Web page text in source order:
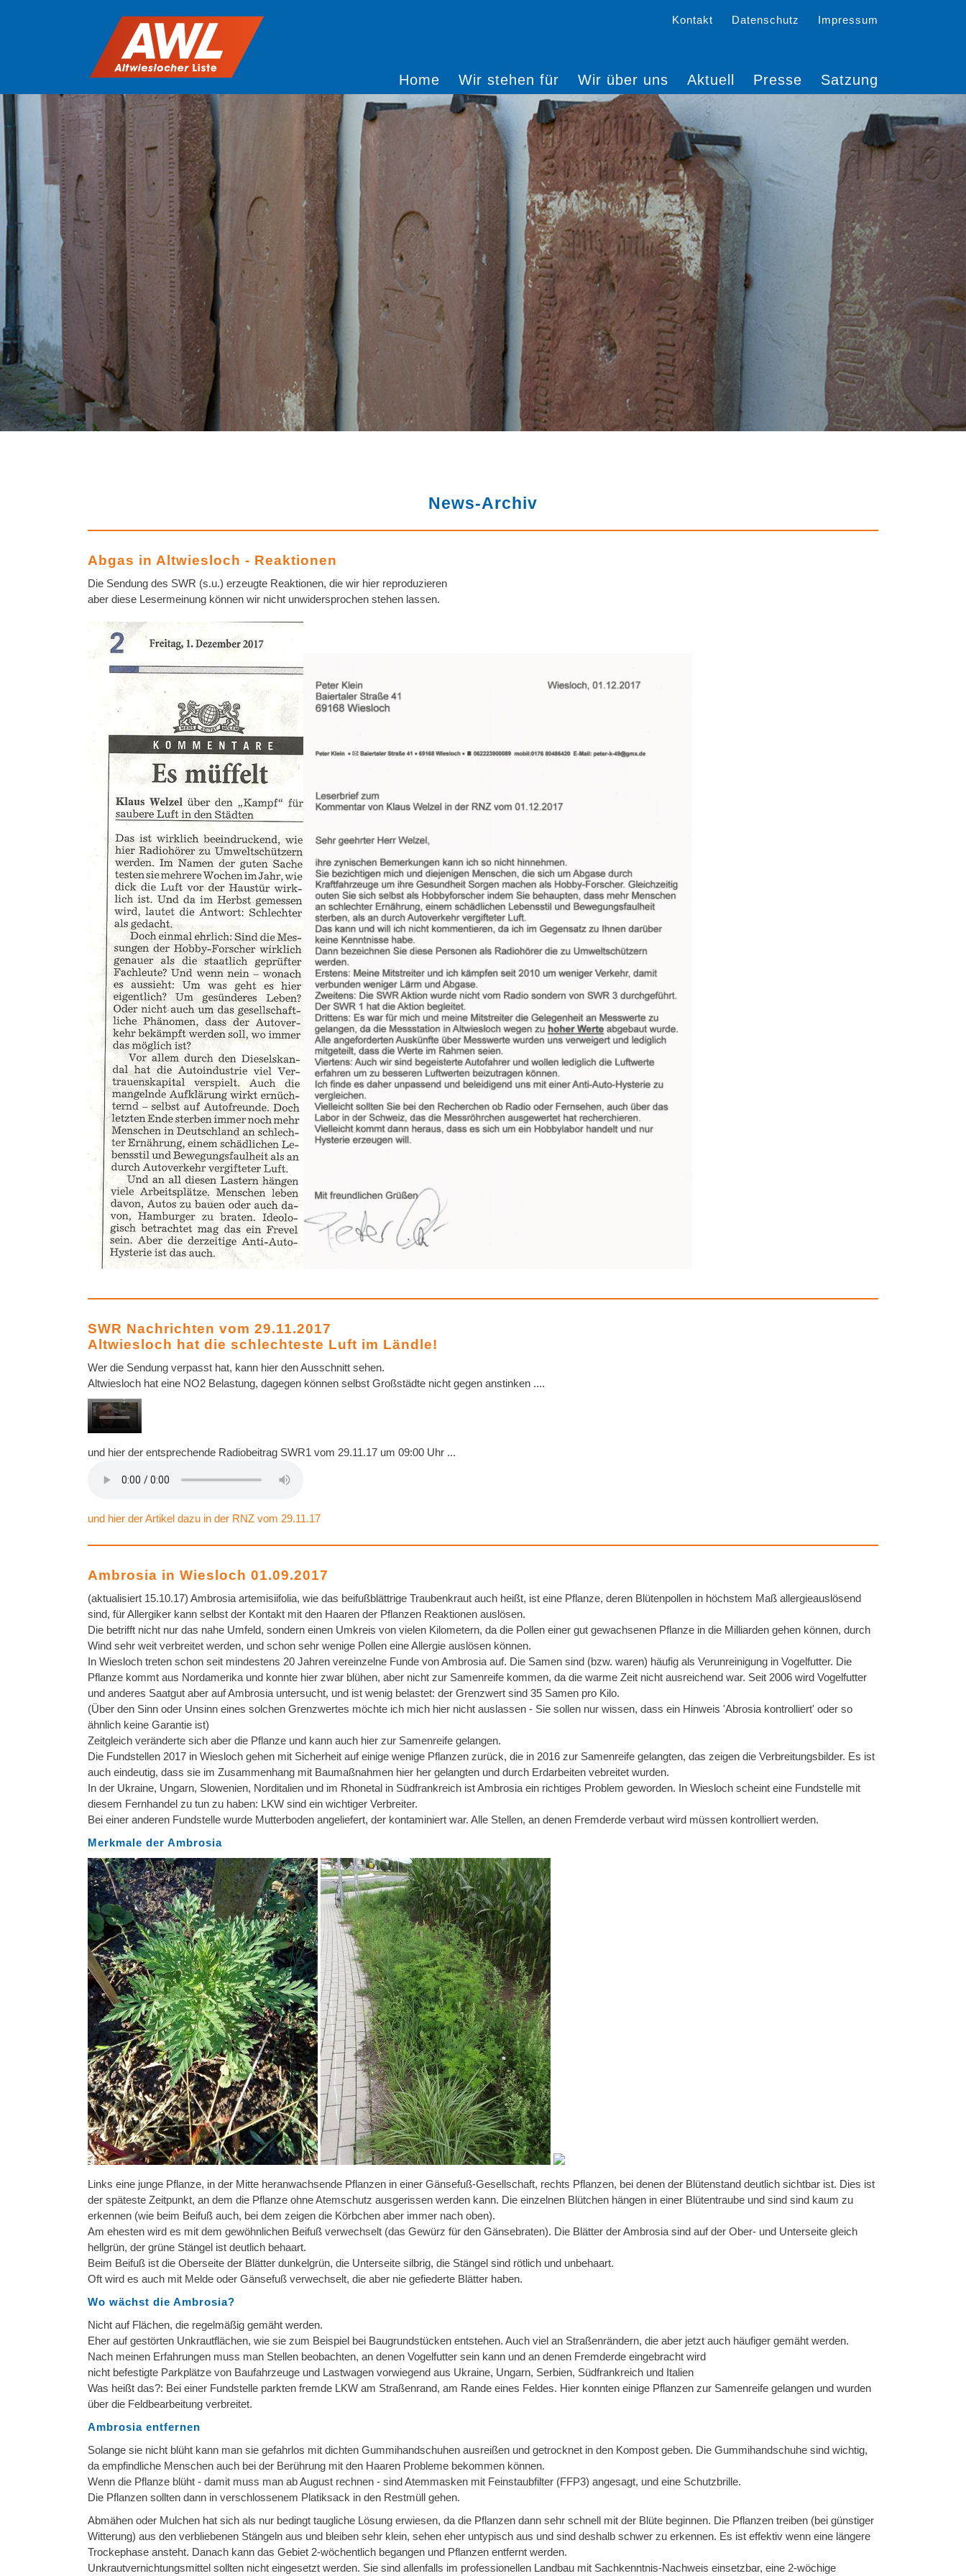
Home Wir stehen für Wir über uns Aktuell Presse Satzung
Kontakt Datenschutz Impressum
News-Archiv
Abgas in Altwiesloch - Reaktionen
Die Sendung des SWR (s.u.) erzeugte Reaktionen, die wir hier reproduzieren
aber diese Lesermeinung können wir nicht unwidersprochen stehen lassen.
SWR Nachrichten vom 29.11.2017
Altwiesloch hat die schlechteste Luft im Ländle!
Wer die Sendung verpasst hat, kann hier den Ausschnitt sehen.
Altwiesloch hat eine NO2 Belastung, dagegen können selbst Großstädte nicht gegen anstinken ....
und hier der entsprechende Radiobeitrag SWR1 vom 29.11.17 um 09:00 Uhr ...
und hier der Artikel dazu in der RNZ vom 29.11.17
Ambrosia in Wiesloch 01.09.2017
(aktualisiert 15.10.17) Ambrosia artemisiifolia, wie das beifußblättrige Traubenkraut auch heißt, ist eine Pflanze, deren Blütenpollen in höchstem Maß allergieauslösend
sind, für Allergiker kann selbst der Kontakt mit den Haaren der Pflanzen Reaktionen auslösen.
Die betrifft nicht nur das nahe Umfeld, sondern einen Umkreis von vielen Kilometern, da die Pollen einer gut gewachsenen Pflanze in die Milliarden gehen können, durch
Wind sehr weit verbreitet werden, und schon sehr wenige Pollen eine Allergie auslösen können.
In Wiesloch treten schon seit mindestens 20 Jahren vereinzelne Funde von Ambrosia auf. Die Samen sind (bzw. waren) häufig als Verunreinigung in Vogelfutter. Die
Pflanze kommt aus Nordamerika und konnte hier zwar blühen, aber nicht zur Samenreife kommen, da die warme Zeit nicht ausreichend war. Seit 2006 wird Vogelfutter
und anderes Saatgut aber auf Ambrosia untersucht, und ist wenig belastet: der Grenzwert sind 35 Samen pro Kilo.
(Über den Sinn oder Unsinn eines solchen Grenzwertes möchte ich mich hier nicht auslassen - Sie sollen nur wissen, dass ein Hinweis 'Abrosia kontrolliert' oder so
ähnlich keine Garantie ist)
Zeitgleich veränderte sich aber die Pflanze und kann auch hier zur Samenreife gelangen.
Die Fundstellen 2017 in Wiesloch gehen mit Sicherheit auf einige wenige Pflanzen zurück, die in 2016 zur Samenreife gelangten, das zeigen die Verbreitungsbilder. Es ist
auch eindeutig, dass sie im Zusammenhang mit Baumaßnahmen hier her gelangten und durch Erdarbeiten vebreitet wurden.
In der Ukraine, Ungarn, Slowenien, Norditalien und im Rhonetal in Südfrankreich ist Ambrosia ein richtiges Problem geworden. In Wiesloch scheint eine Fundstelle mit
diesem Fernhandel zu tun zu haben: LKW sind ein wichtiger Verbreiter.
Bei einer anderen Fundstelle wurde Mutterboden angeliefert, der kontaminiert war. Alle Stellen, an denen Fremderde verbaut wird müssen kontrolliert werden.
Merkmale der Ambrosia
Links eine junge Pflanze, in der Mitte heranwachsende Pflanzen in einer Gänsefuß-Gesellschaft, rechts Pflanzen, bei denen der Blütenstand deutlich sichtbar ist. Dies ist
der späteste Zeitpunkt, an dem die Pflanze ohne Atemschutz ausgerissen werden kann. Die einzelnen Blütchen hängen in einer Blütentraube und sind sind kaum zu
erkennen (wie beim Beifuß auch, bei dem zeigen die Körbchen aber immer nach oben).
Am ehesten wird es mit dem gewöhnlichen Beifuß verwechselt (das Gewürz für den Gänsebraten). Die Blätter der Ambrosia sind auf der Ober- und Unterseite gleich
hellgrün, der grüne Stängel ist deutlich behaart.
Beim Beifuß ist die Oberseite der Blätter dunkelgrün, die Unterseite silbrig, die Stängel sind rötlich und unbehaart.
Oft wird es auch mit Melde oder Gänsefuß verwechselt, die aber nie gefiederte Blätter haben.
Wo wächst die Ambrosia?
Nicht auf Flächen, die regelmäßig gemäht werden.
Eher auf gestörten Unkrautflächen, wie sie zum Beispiel bei Baugrundstücken entstehen. Auch viel an Straßenrändern, die aber jetzt auch häufiger gemäht werden.
Nach meinen Erfahrungen muss man Stellen beobachten, an denen Vogelfutter sein kann und an denen Fremderde eingebracht wird
nicht befestigte Parkplätze von Baufahrzeuge und Lastwagen vorwiegend aus Ukraine, Ungarn, Serbien, Südfrankreich und Italien
Was heißt das?: Bei einer Fundstelle parkten fremde LKW am Straßenrand, am Rande eines Feldes. Hier konnten einige Pflanzen zur Samenreife gelangen und wurden
über die Feldbearbeitung verbreitet.
Ambrosia entfernen
Solange sie nicht blüht kann man sie gefahrlos mit dichten Gummihandschuhen ausreißen und getrocknet in den Kompost geben. Die Gummihandschuhe sind wichtig,
da empfindliche Menschen auch bei der Berührung mit den Haaren Probleme bekommen können.
Wenn die Pflanze blüht - damit muss man ab August rechnen - sind Atemmasken mit Feinstaubfilter (FFP3) angesagt, und eine Schutzbrille.
Die Pflanzen sollten dann in verschlossenem Platiksack in den Restmüll gehen.
Abmähen oder Mulchen hat sich als nur bedingt taugliche Lösung erwiesen, da die Pflanzen dann sehr schnell mit der Blüte beginnen. Die Pflanzen treiben (bei günstiger
Witterung) aus den verbliebenen Stängeln aus und bleiben sehr klein, sehen eher untypisch aus und sind deshalb schwer zu erkennen. Es ist effektiv wenn eine längere
Trockephase ansteht. Danach kann das Gebiet 2-wöchentlich begangen und Pflanzen entfernt werden.
Unkrautvernichtungsmittel sollten nicht eingesetzt werden. Sie sind allenfalls im professionellen Landbau mit Sachkenntnis-Nachweis einsetzbar, eine 2-wöchige